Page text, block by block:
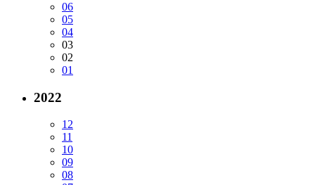
06
05
04
03
02
01
2022
12
11
10
09
08